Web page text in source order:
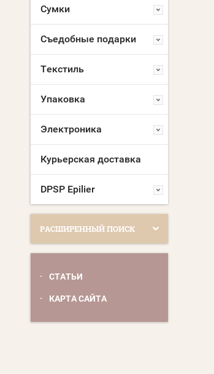
Сумки
Съедобные подарки
Текстиль
Упаковка
Электроника
Курьерская доставка
DPSP Epilier
РАСШИРЕННЫЙ ПОИСК
СТАТЬИ
КАРТА САЙТА